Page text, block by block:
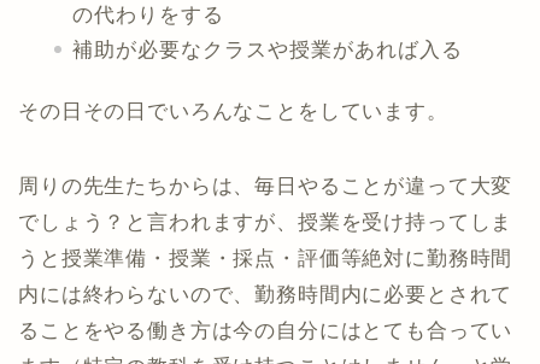
の代わりをする
補助が必要なクラスや授業があれば入る
その日その日でいろんなことをしています。
周りの先生たちからは、毎日やることが違って大変
でしょう？と言われますが、授業を受け持ってしま
うと授業準備・授業・採点・評価等絶対に勤務時間
内には終わらないので、勤務時間内に必要とされて
ることをやる働き方は今の自分にはとても合ってい